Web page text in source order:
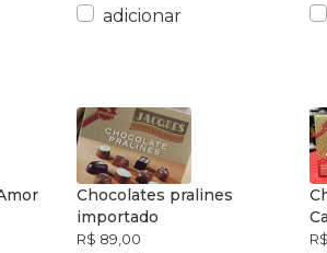
adicionar
Chocolates pralines
importado
R$ 89,00